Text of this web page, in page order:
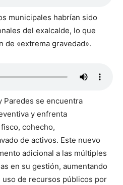
municipales habrían sido
del exalcalde, lo que
de «extrema gravedad».
Paredes se encuentra
y enfrenta
cohecho,
de activos. Este nuevo
adicional a las múltiples
en su gestión, aumentando
de recursos públicos por